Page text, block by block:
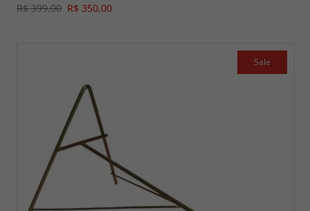
R$ 399,00 R$ 350,00
Sale